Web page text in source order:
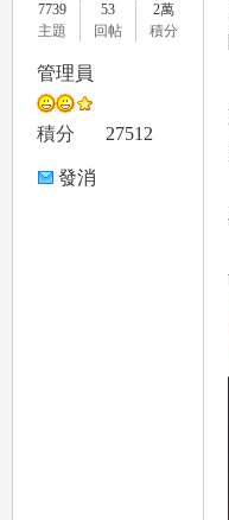
7739
主題
53
回帖
2萬
積分
管理員
積分 27512
發消